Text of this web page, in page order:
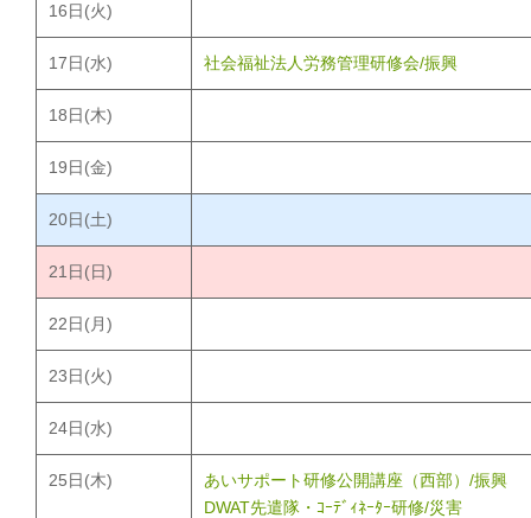
16日(火)
17日(水) 社会福祉法人労務管理研修会/振興
18日(木)
19日(金)
20日(土)
21 日(日)
22日(月)
23日(火)
24日(水)
25日(木)
あいサポート研修公開講座（西部）/振興
DWAT先遣隊・ｺｰﾃﾞｨﾈｰﾀｰ研修/災害